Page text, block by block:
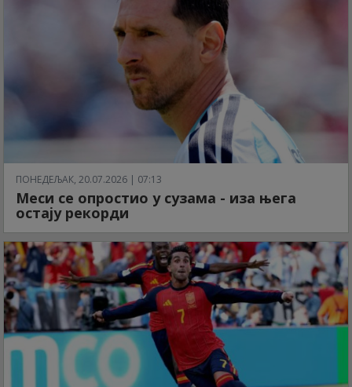
ПОНЕДЕЉАК, 20.07.2026 | 07:13
Меси се опростио у сузама - иза њега
остају рекорди